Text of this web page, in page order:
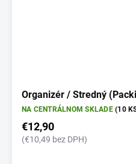
Organizér / Stredný
NA CENTRÁLNOM SKLADE(10
€12,90
(€10,49 bez DPH)